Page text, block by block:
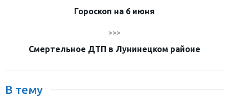
Гороскоп на 6 июня
>>>
Смертельное ДТП в Лунинецком районе
В тему